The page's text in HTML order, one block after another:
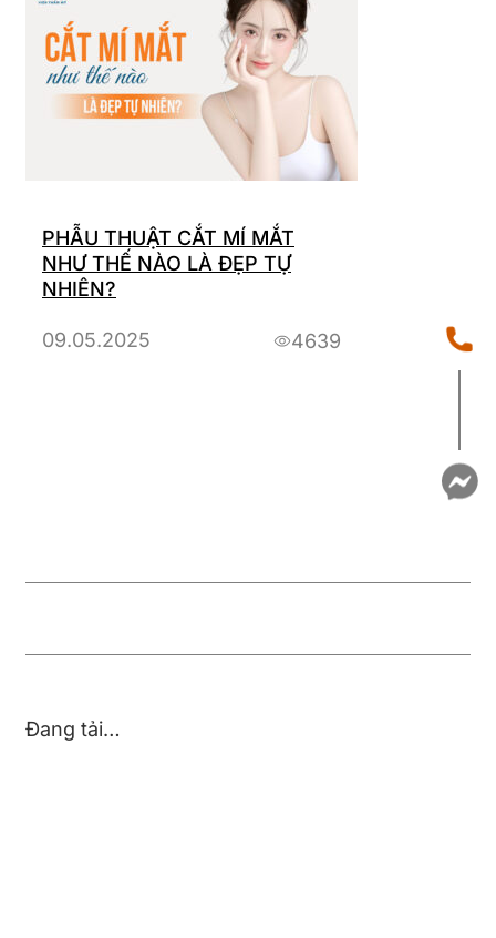
PHẪU THUẬT CẮT MÍ MẮT
NHƯ THẾ NÀO LÀ ĐẸP TỰ
NHIÊN?
09.05.2025 4639
Đang tải…